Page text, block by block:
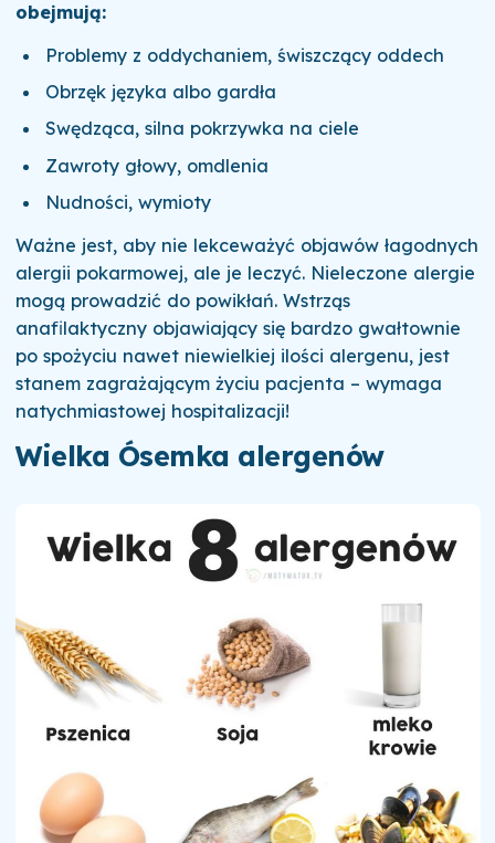
obejmują:
Problemy z oddychaniem, świszczący oddech
Obrzęk języka albo gardła
Swędząca, silna pokrzywka na ciele
Zawroty głowy, omdlenia
Nudności, wymioty
Ważne jest, aby nie lekceważyć objawów łagodnych
alergii pokarmowej, ale je leczyć. Nieleczone alergie
mogą prowadzić do powikłań. Wstrząs
anafilaktyczny objawiający się bardzo gwałtownie
po spożyciu nawet niewielkiej ilości alergenu, jest
stanem zagrażającym życiu pacjenta – wymaga
natychmiastowej hospitalizacji!
Wielka Ósemka alergenów